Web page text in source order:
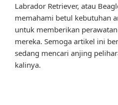
Labrador Retriever, atau
memahami betul kebutuhan
untuk memberikan
mereka. Semoga artikel ini
sedang mencari anjing
kalinya.